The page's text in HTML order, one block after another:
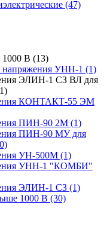
(47)
1000 В (13)
напряжения УНН-1 (1)
ЭЛИН-1 СЗ ВЛ для
КОНТАКТ-55 ЭМ
ПИН-90 2М (1)
ПИН-90 МУ для
УН-500М (1)
УНН-1 "КОМБИ"
ЭЛИН-1 СЗ (1)
1000 В (30)